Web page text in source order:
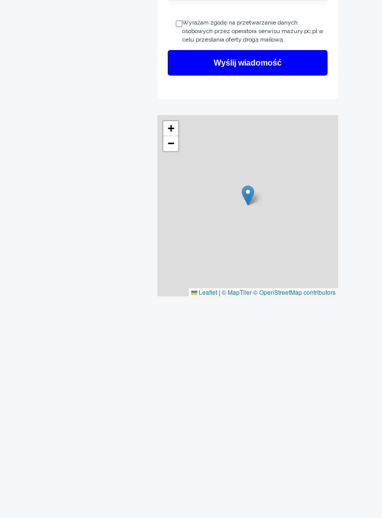
Wyrażam zgodę na przetwarzanie danych
osobowych przez operatora serwisu mazury.pc.pl w
celu przesłania oferty drogą mailową.
+
−
Leaflet | © MapTiler© OpenStreetMap contributors